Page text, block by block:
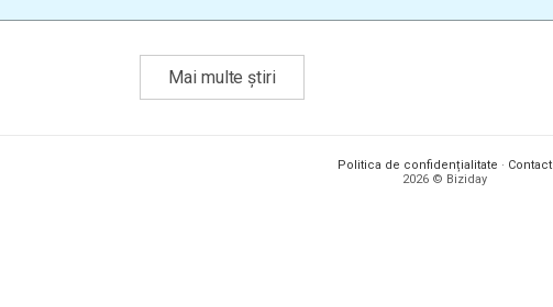
Mai multe știri
Politica de confidențialitate · Contact
2026 © Biziday